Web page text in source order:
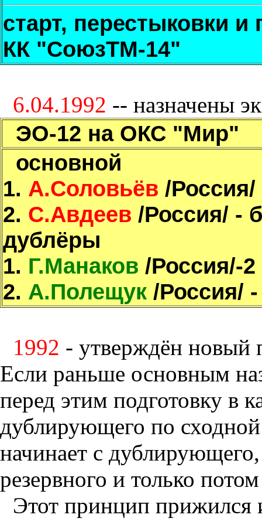
старт, перестыковки и
КК "СоюзТМ-14"
6.04.1992 -- назначены
ЭО-12 на ОКС "Мир"
основной
1. А.Соловьёв /
2. С.Авдеев /Россия/ -
дублёры
1. Г.Манаков /Россия/-2
2. А.Полещук /Россия/
1992 - утверждён новый
Если раньше основным
перед этим подготовку в
дублирующего по
начинает с
резервного и только
Этот принцип